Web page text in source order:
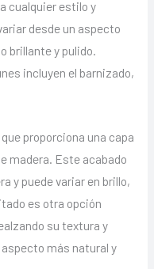
cualquier estilo y
desde un aspecto
brillante y pulido.
incluyen el barnizado,
proporciona una capa
madera. Este acabado
y puede variar en brillo,
es otra opción
su textura y
más natural y